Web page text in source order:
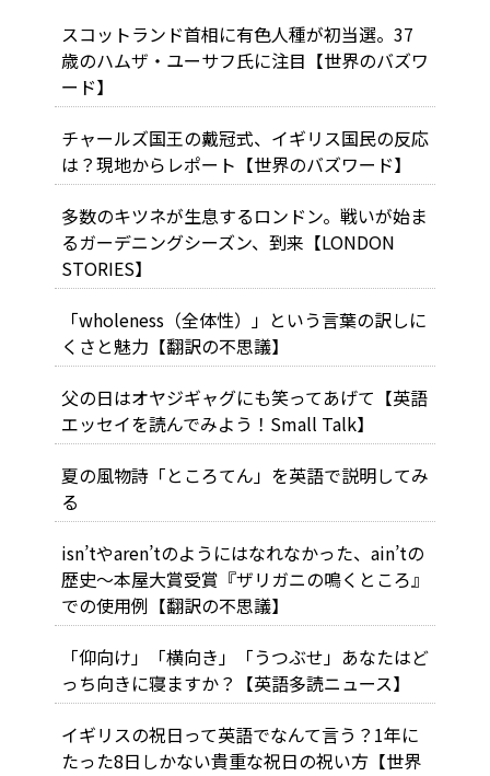
スコットランド首相に有色人種が初当選。37
歳のハムザ・ユーサフ氏に注目【世界のバズワ
ード】
チャールズ国王の戴冠式、イギリス国民の反応
は？現地からレポート【世界のバズワード】
多数のキツネが生息するロンドン。戦いが始ま
るガーデニングシーズン、到来【LONDON
STORIES】
「wholeness（全体性）」という言葉の訳しに
くさと魅力【翻訳の不思議】
父の日はオヤジギャグにも笑ってあげて【英語
エッセイを読んでみよう！Small Talk】
夏の風物詩「ところてん」を英語で説明してみ
る
isn’tやaren’tのようにはなれなかった、ain’tの
歴史～本屋大賞受賞『ザリガニの鳴くところ』
での使用例【翻訳の不思議】
「仰向け」「横向き」「うつぶせ」あなたはど
っち向きに寝ますか？【英語多読ニュース】
イギリスの祝日って英語でなんて言う？1年に
たった8日しかない貴重な祝日の祝い方【世界